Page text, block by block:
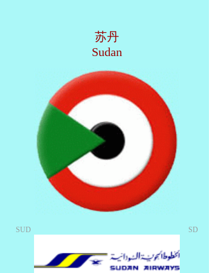
苏丹
Sudan
SUD SD